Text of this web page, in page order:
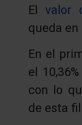
El valor
queda en
En el
el
con lo
de esta